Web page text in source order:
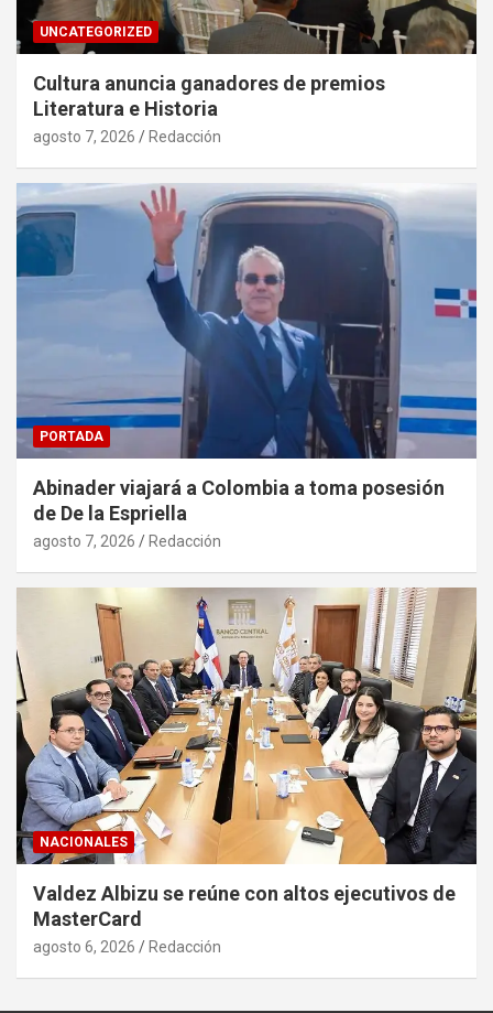
UNCATEGORIZED
Cultura anuncia ganadores de premios
Literatura e Historia
agosto 7, 2026 Redacción
PORTADA
Abinader viajará a Colombia a toma posesión
de De la Espriella
agosto 7, 2026 Redacción
NACIONALES
Valdez Albizu se reúne con altos ejecutivos de
MasterCard
agosto 6, 2026 Redacción